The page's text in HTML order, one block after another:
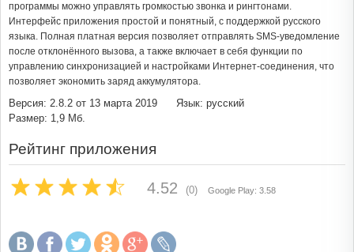
программы можно управлять громкостью звонка и рингтонами.
Интерфейс приложения простой и понятный, с поддержкой русского
языка. Полная платная версия позволяет отправлять SMS-уведомление
после отклонённого вызова, а также включает в себя функции по
управлению синхронизацией и настройками Интернет-соединения, что
позволяет экономить заряд аккумулятора.
Версия: 2.8.2 от 13 марта 2019
Язык: русский
Размер: 1,9 Мб.
Рейтинг приложения
4.52 (0) Google Play: 3.58